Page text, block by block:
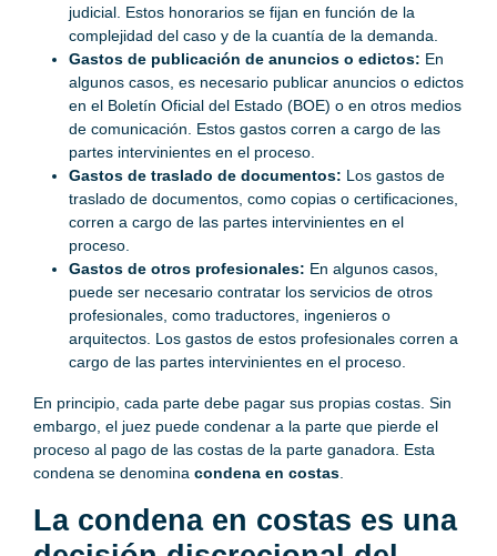
judicial. Estos honorarios se fijan en función de la
complejidad del caso y de la cuantía de la demanda.
Gastos de publicación de anuncios o edictos: En
algunos casos, es necesario publicar anuncios o edictos
en el Boletín Oficial del Estado (BOE) o en otros medios
de comunicación. Estos gastos corren a cargo de las
partes intervinientes en el proceso.
Gastos de traslado de documentos: Los gastos de
traslado de documentos, como copias o certificaciones,
corren a cargo de las partes intervinientes en el
proceso.
Gastos de otros profesionales: En algunos casos,
puede ser necesario contratar los servicios de otros
profesionales, como traductores, ingenieros o
arquitectos. Los gastos de estos profesionales corren a
cargo de las partes intervinientes en el proceso.
En principio, cada parte debe pagar sus propias costas. Sin
embargo, el juez puede condenar a la parte que pierde el
proceso al pago de las costas de la parte ganadora. Esta
condena se denomina condena en costas
La condena en costas es una